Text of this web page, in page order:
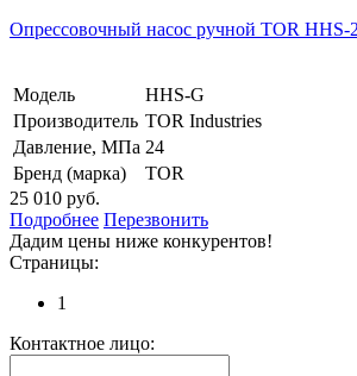
Опрессовочный насос ручной TOR
Модель
HHS-G
Производитель TOR Industries
Давление, МПа 24
Бренд (марка)
TOR
25 010 руб.
Подробнее Перезвонить
Дадим цены ниже конкурентов!
Страницы:
1
Контактное лицо: